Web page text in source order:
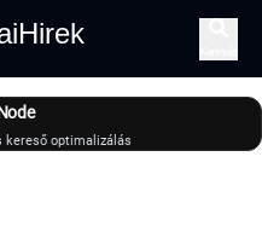
kereső optimalizálás